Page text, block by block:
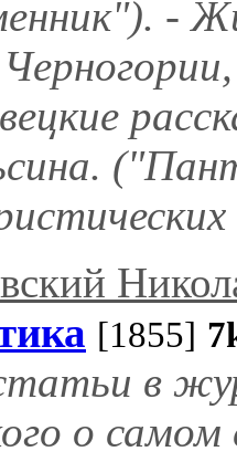
-
[1855]
в
о самом